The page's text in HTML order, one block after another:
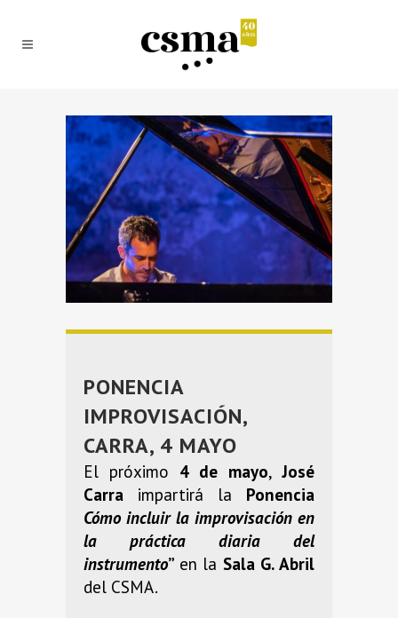
PONENCIA
IMPROVISACIÓN,
CARRA, 4 MAYO
El próximo 4 de mayo,José
Carra impartirá la Ponencia
Cómo incluir la improvisación en
la práctica diaria del
instrumento” en la Sala G. Abril
del CSMA.